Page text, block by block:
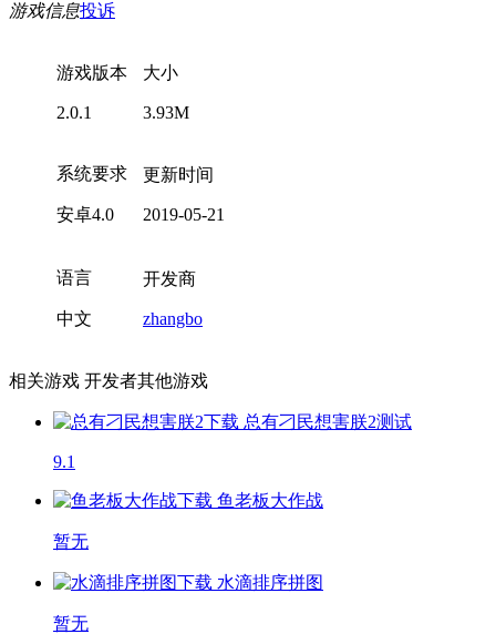
游戏信息投诉
游戏版本
2.0.1
大小
3.93M
系统要求
安卓4.0
更新时间
2019-05-21
语言
中文
开发商
zhangbo
相关游戏 开发者其他游戏
总有刁民想害朕2测试
9.1
鱼老板大作战
暂无
水滴排序拼图
暂无